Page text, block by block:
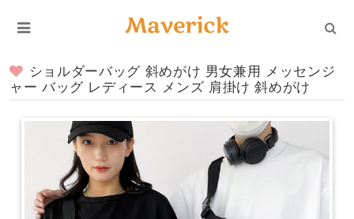
ショルダーバッグ 斜めがけ 男女兼用 メッセンジ
ャー バッグ レディース メンズ 肩掛け 斜めがけ